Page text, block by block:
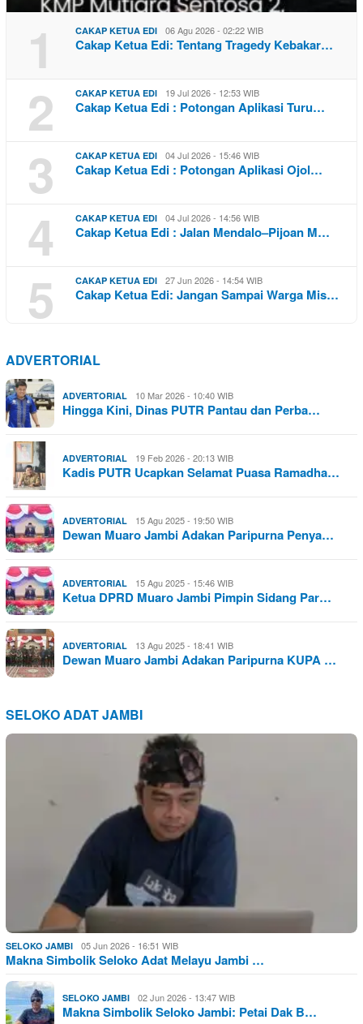
1 CAKAP KETUA EDI 06 Agu 2026 - 02:22 WIB
Cakap Ketua Edi: Tentang Tragedy Kebakar…
2 CAKAP KETUA EDI 19 Jul 2026 - 12:53 WIB
Cakap Ketua Edi : Potongan Aplikasi Turu…
3 CAKAP KETUA EDI 04 Jul 2026 - 15:46 WIB
Cakap Ketua Edi : Potongan Aplikasi Ojol…
4 CAKAP KETUA EDI 04 Jul 2026 - 14:56 WIB
Cakap Ketua Edi : Jalan Mendalo–Pijoan M…
5 CAKAP KETUA EDI 27 Jun 2026 - 14:54 WIB
Cakap Ketua Edi: Jangan Sampai Warga Mis…
ADVERTORIAL
ADVERTORIAL 10 Mar 2026 - 10:40 WIB
Hingga Kini, Dinas PUTR Pantau dan Perba…
ADVERTORIAL 19 Feb 2026 - 20:13 WIB
Kadis PUTR Ucapkan Selamat Puasa Ramadha…
ADVERTORIAL 15 Agu 2025 - 19:50 WIB
Dewan Muaro Jambi Adakan Paripurna Penya…
ADVERTORIAL 15 Agu 2025 - 15:46 WIB
Ketua DPRD Muaro Jambi Pimpin Sidang Par…
ADVERTORIAL 13 Agu 2025 - 18:41 WIB
Dewan Muaro Jambi Adakan Paripurna KUPA …
SELOKO ADAT JAMBI
SELOKO JAMBI 05 Jun 2026 - 16:51 WIB
Makna Simbolik Seloko Adat Melayu Jambi …
SELOKO JAMBI 02 Jun 2026 - 13:47 WIB
Makna Simbolik Seloko Jambi: Petai Dak B…